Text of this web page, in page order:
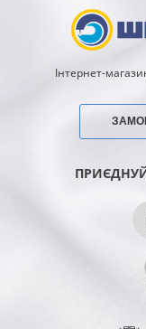
Інтернет-